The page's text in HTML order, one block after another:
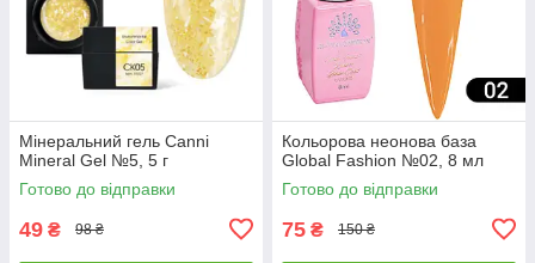
Мінеральний гель Canni
Mineral Gel №5, 5 г
Готово до відправки
49 ₴ 98 ₴
Кольорова неонова база
Global Fashion №02, 8 мл
Готово до відправки
75 ₴ 150 ₴